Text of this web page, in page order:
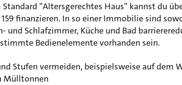
"Altersgerechtes Haus" kannst du
finanzieren. In so einer Immobilie sind
und Schlafzimmer, Küche und Bad
Bedienelemente vorhanden sein.
Stufen vermeiden, beispielsweise auf dem
Mülltonnen